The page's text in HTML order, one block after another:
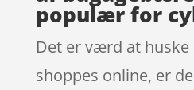
populær for
Det er værd at huske
shoppes online, er